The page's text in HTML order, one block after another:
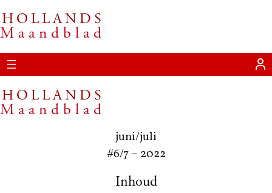
Ga
naar
de
inhoud
HOLLANDS
Maandblad
HOLLANDS
Maandblad
juni/juli
#6/7– 2022
Inhoud